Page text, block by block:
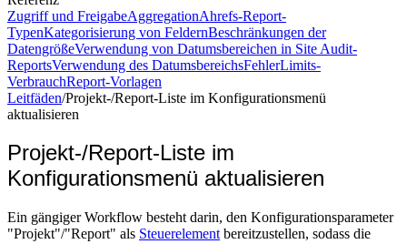
Zugriff und FreigabeAggregationAhrefs-Report-
TypenKategorisierung von FeldernBeschränkungen der
DatengrößeVerwendung von Datumsbereichen in Site Audit-
ReportsVerwendung des DatumsbereichsFehlerLimits-
VerbrauchReport-Vorlagen
Leitfäden/Projekt-/Report-Liste im Konfigurationsmenü
aktualisieren
Projekt-/Report-Liste im
Konfigurationsmenü aktualisieren
Ein gängiger Workflow besteht darin, den Konfigurationsparameter
"Projekt"/"Report" als Steuerelement bereitzustellen, sodass die